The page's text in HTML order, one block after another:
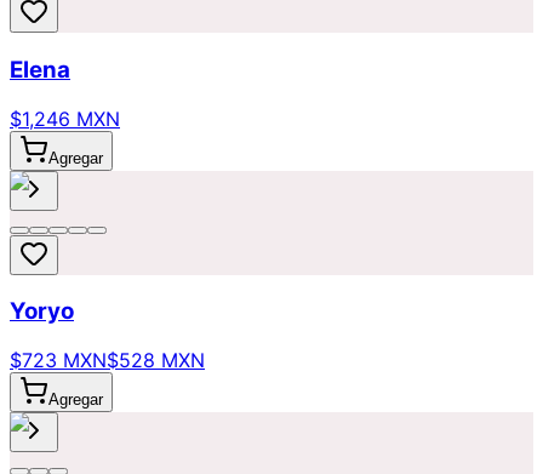
Elena
$1,246 MXN
Agregar
Yoryo
$723 MXN$528 MXN
Agregar